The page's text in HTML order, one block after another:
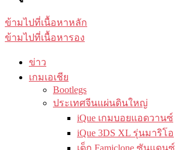
ข้ามไปที่เนื้อหาหลัก
ข้ามไปที่เนื้อหารอง
ข่าว
เกมเอเชีย
Bootlegs
ประเทศจีนแผ่นดินใหญ่
iQue เกมบอยแอดวานซ์
iQue 3DS XL รุ่นมาริโอ